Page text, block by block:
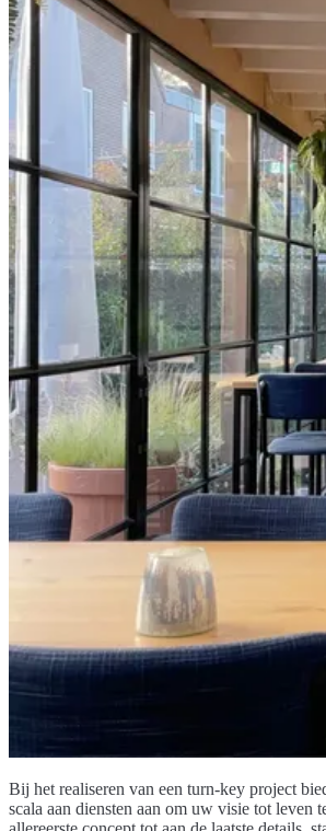
Bij het realiseren van een turn-key project
scala aan diensten aan om uw visie tot leven